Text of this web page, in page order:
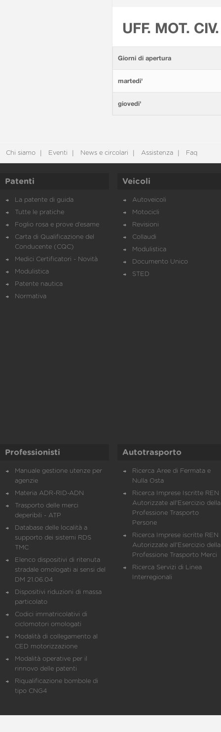
UFF. MOT.
Giorni di apertura
martedi'
giovedi'
Chi siamo Eventi News e circolari Assistenza Faq
Patenti
La patente di guida
Tutte le pratiche
Foglio rosa e prove d’esame
Carta di Qualificazione del
Conducente (CQC)
Medici Certificatori - Novità
Modulistica
Patente nautica
Normativa
Veicoli
Autoveicoli
Motocicli
Revisioni
Collaudi
Modulistica
Documento Unico
STED
Professionisti
Manuale gestione utenze per
agenzie
Materia ADR-RID-ADN
Trasporto delle merci
deperibili - ATP
Database delle località a
supporto dei sistemi RDS
TMC
Elenco dispositivi di ritenuta
stradale omologati ai sensi del
DM 21.06.04
Dispositivi riduzioni di massa
particolato
Codici immatricolativi di
ciclomotori omologati
Modalità di collegamento al
CED motorizzazione
Modalità operative per il
rinnovo delle patenti
Riqualificazione bombole di
tipo CNG4
Autotrasporto
Ricerca Aree di Fermata e
Nulla Osta
Ricerca Imprese Iscritte REN
Autorizzate all'Esercizio della
Professione Trasporto
Persone
Ricerca Imprese iscritte REN
Autorizzate all'Esercizio della
Professione Trasporto Merci
Ricerca Servizi di Linea
Interregionali